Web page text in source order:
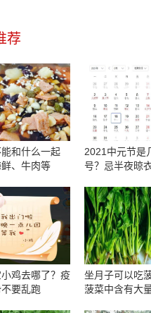
荐
和什么一起
、牛肉等
2021中元节是
号？忌半夜晾
鸡去哪了？疫
要乱跑
坐月子可以吃
菠菜中含有大